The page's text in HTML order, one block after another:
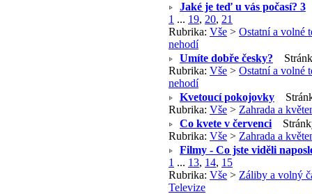
Jaké je teď u vás počasí? 3
1 ... 19, 20, 21
Rubrika: Vše > Ostatní a volné
nehodí
Umíte dobře česky?
Rubrika: Vše > Ostatní a volné
nehodí
Kvetoucí pokojovky
Rubrika: Vše > Zahrada a
Co kvete v červenci
Rubrika: Vše > Zahrada a
Filmy - Co jste viděli
1 ... 13, 14, 15
Rubrika: Vše > Záliby a volný
Televize